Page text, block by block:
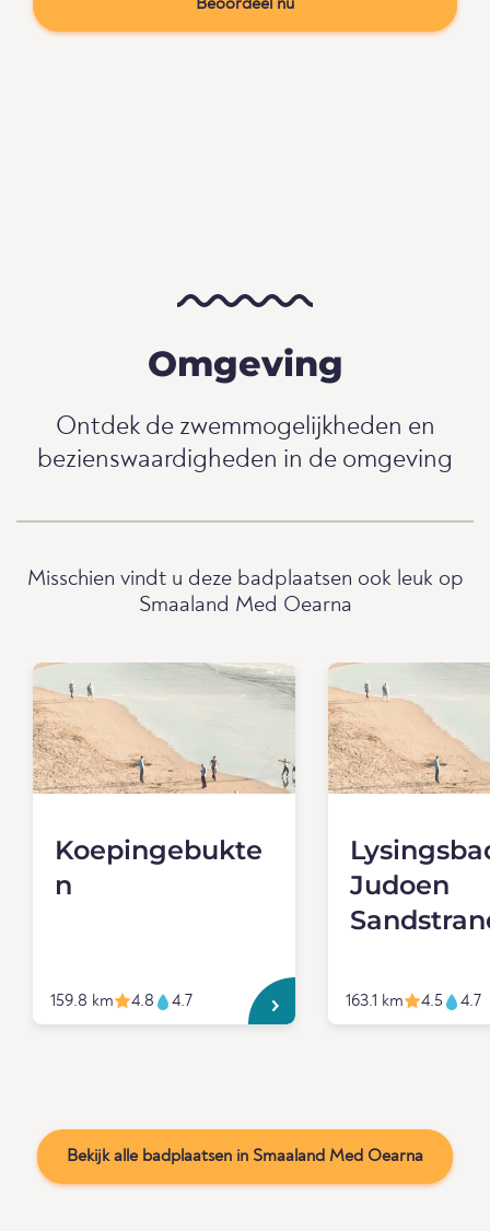
Beoordeel nu
Omgeving
Ontdek de zwemmogelijkheden en
bezienswaardigheden in de omgeving
Misschien vindt u deze badplaatsen ook leuk op
Smaaland Med Oearna
Koepingebukte
n
159.8 km 4.8 4.7
Judoen
163.1 km 4.5 4.7
Bekijk alle badplaatsen in Smaaland Med Oearna